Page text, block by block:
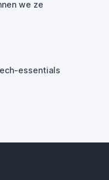
we ze
essentials